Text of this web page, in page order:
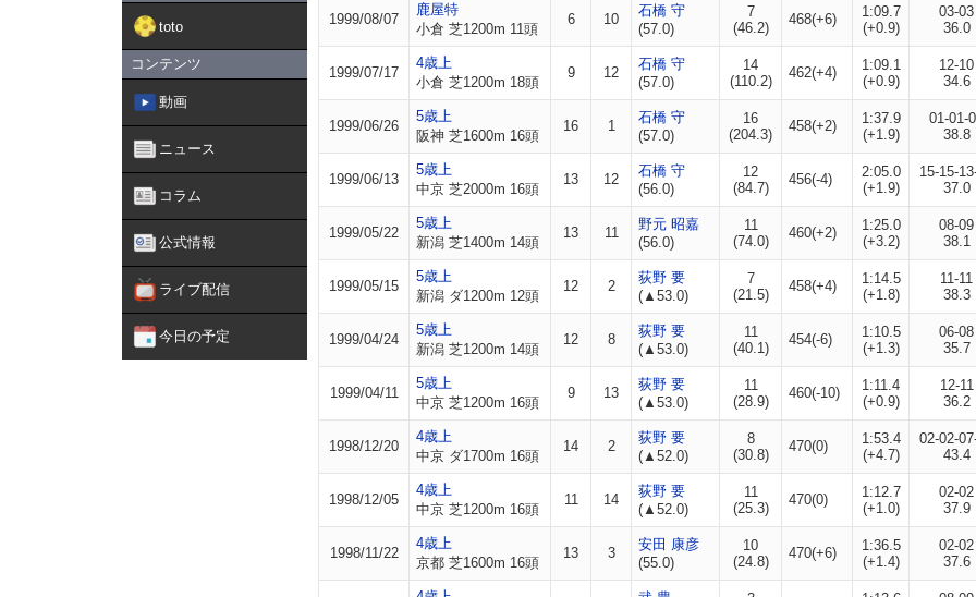
toto
コンテンツ
動画
ニュース
コラム
公式情報
ライブ配信
今日の予定
1999/08/07
鹿屋特
小倉 芝1200m 11頭
6 10
石橋 守
(57.0)
7
(46.2)
468(+6)
1:09.7
(+0.9)
03-03
36.0
1999/07/17
4歳上
小倉 芝1200m 18頭
9 12
石橋 守
(57.0)
14
(110.2)
462(+4)
1:09.1
(+0.9)
12-10
34.6
1999/06/26
5歳上
阪神 芝1600m 16頭
16 1
石橋 守
(57.0)
16
(204.3)
458(+2)
1:37.9
(+1.9)
01-01-
38.8
1999/06/13
5歳上
中京 芝2000m 16頭
13 12
石橋 守
(56.0)
12
(84.7)
456(-4)
2:05.0
(+1.9)
15-15-
37.0
1999/05/22
5歳上
新潟 芝1400m 14頭
13 11
野元 昭嘉
(56.0)
11
(74.0)
460(+2)
1:25.0
(+3.2)
08-09
38.1
1999/05/15
5歳上
新潟 ダ1200m 12頭
12 2
荻野 要
(▲53.0)
7
(21.5)
458(+4)
1:14.5
(+1.8)
11-11
38.3
1999/04/24
5歳上
新潟 芝1200m 14頭
12 8
荻野 要
(▲53.0)
11
(40.1)
454(-6)
1:10.5
(+1.3)
06-08
35.7
1999/04/11
5歳上
中京 芝1200m 16頭
9 13
荻野 要
(▲53.0)
11
(28.9)
460(-10)
1:11.4
(+0.9)
12-11
36.2
1998/12/20
4歳上
中京 ダ1700m 16頭
14 2
荻野 要
(▲52.0)
8
(30.8)
470(0)
1:53.4
(+4.7)
02-02-
43.4
1998/12/05
4歳上
中京 芝1200m 16頭
11 14
荻野 要
(▲52.0)
11
(25.3)
470(0)
1:12.7
(+1.0)
02-02
37.9
1998/11/22
4歳上
京都 芝1600m 16頭
13 3
安田 康彦
(55.0)
10
(24.8)
470(+6)
1:36.5
(+1.4)
02-02
37.6